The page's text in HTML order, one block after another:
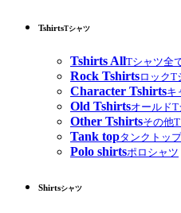
TshirtsTシャツ
Tshirts AllTシャツ全
Rock TshirtsロックT
Character Tshirtsキ
Old TshirtsオールドT
Other Tshirtsその他
Tank topタンクトップ
Polo shirtsポロシャツ
Shirtsシャツ